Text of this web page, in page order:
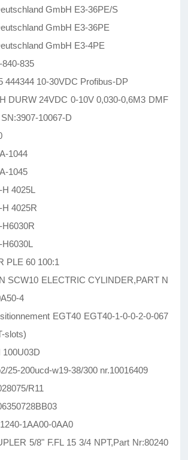
GmbH E3-36PE/S
GmbH E3-36PE
GmbH E3-4PE
840-835
444344 10-30VDC Profibus-DP
DURW 24VDC 0-10V 0,030-0,6M3 DMF
10067-D
1044
1045
4025L
4025R
PLE 60 100:1
SCW10 ELECTRIC CYLINDER,PART N
4
EGT40 EGT40-1-0-0-2-0-067
slots)
25-200ucd-w19-38/300 nr.10016409
R11
1AA00-0AA0
5/8" F.FL 15 3/4 NPT,Part Nr:80240